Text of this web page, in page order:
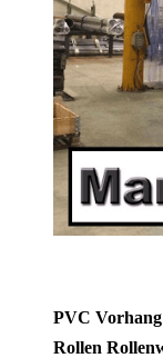
PVC
Rollen